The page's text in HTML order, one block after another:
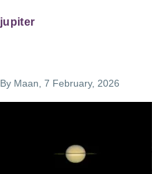
jupiter
By Maan , 7 February, 2026